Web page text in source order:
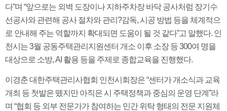
다”며 “앞으로는 외벽 도장이나 지하주차장 바닥 공사처럼 장기수
선공사와 관련해 공사 절차와 관리?감독, 시공 방법 등을 체계적으
로 안내해 주는 역할까지 확대되면 도움이 될 것 같다”고 말했다. 인
천시는 3월 공동주택관리지원센터 개소 이후 소장 등 300여 명을
대상으로 소방, AI 활용 등을 주제로 종합교육을 진행했다.
이경춘 대한주택관리사협회 인천시회장은 “센터가 개소식과 교육
개최 등 첫발은 뗐지만 아직은 시 주택정책과 중심의 운영 단계”라
며 “협회 등 외부 전문가가 참여하는 민간 위탁 형태의 전문 지원체